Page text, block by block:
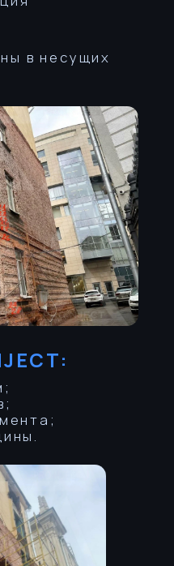
лицами.
ПБС
359 66 90